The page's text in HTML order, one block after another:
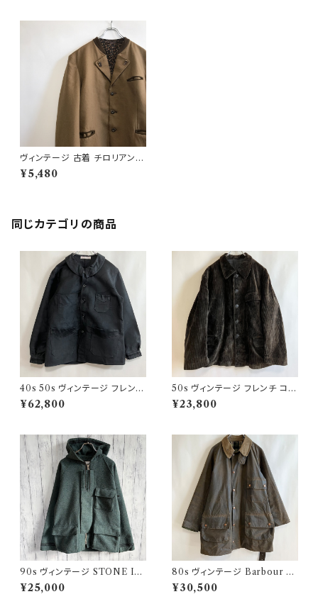
ヴィンテージ 古着 チロリアンジ
ャケット ビンテージ テーラード
ジャケット
¥5,480
同じカテゴリの商品
40s 50s ヴィンテージ フレンチ
Vポケ ブラックモールスキンジャ
ケット カバーオール
¥62,800
50s ヴィンテージ フレンチ コー
デュロイジャケット ビンテージ
ファーマーズジャケット
¥23,800
90s ヴィンテージ STONE ISL
AND ウールジャケット ストーン
アイランド グリーンエッジ
¥25,000
80s ヴィンテージ Barbour 2
ワラント ソルウェイジッパー Sol
way Zipper オイルドジャケット
¥30,500